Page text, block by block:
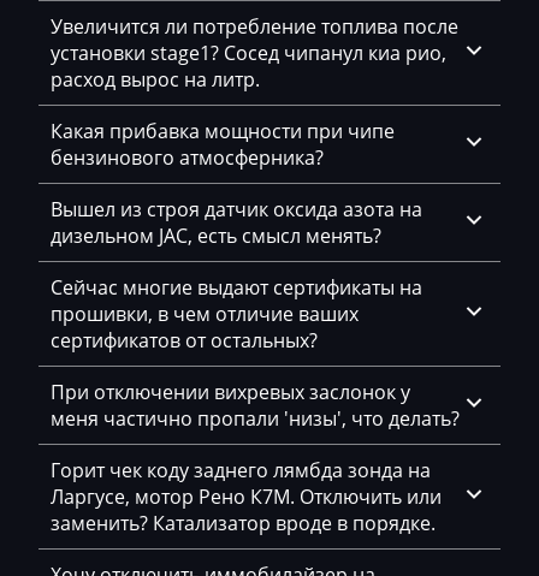
Doppstadt
Dynapac
EcoLog
Eggersmann
Exeed
Extreme moto
Faresin
Farmtrac
FAW
Fendt
Fiat
Ford
Foton
Увеличится ли потребление топлива после
установки stage1? Сосед чипанул киа рио,
расход вырос на литр.
Какая прибавка мощности при чипе
бензинового атмосферника?
Вышел из строя датчик оксида азота на
дизельном JAC, есть смысл менять?
Сейчас многие выдают сертификаты на
прошивки, в чем отличие ваших
сертификатов от остальных?
При отключении вихревых заслонок у
меня частично пропали 'низы', что делать?
Горит чек коду заднего лямбда зонда на
Ларгусе, мотор Рено К7М. Отключить или
заменить? Катализатор вроде в порядке.